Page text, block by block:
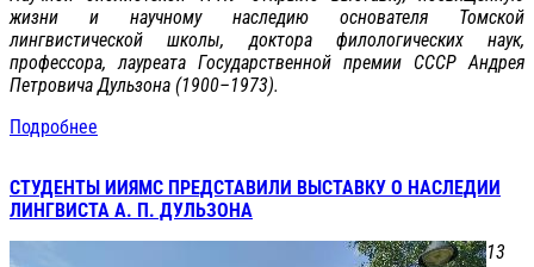
жизни и научному наследию основателя Томской
лингвистической школы, доктора филологических наук,
профессора, лауреата Государственной премии СССР Андрея
Петровича Дульзона (1900–1973).
Подробнее
СТУДЕНТЫ ИИЯМС ПРЕДСТАВИЛИ ВЫСТАВКУ О НАСЛЕДИИ
ЛИНГВИСТА А. П. ДУЛЬЗОНА
13